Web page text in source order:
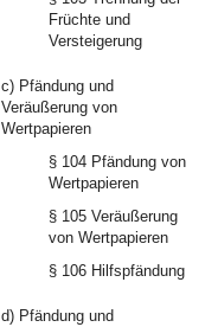
Früchte und
Versteigerung
c) Pfändung und
Veräußerung von
Wertpapieren
§ 104 Pfändung von
Wertpapieren
§ 105 Veräußerung
von Wertpapieren
§ 106 Hilfspfändung
d) Pfändung und